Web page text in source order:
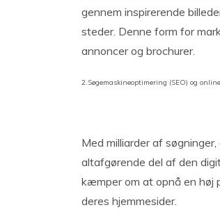
gennem inspirerende
steder. Denne form for
annoncer og brochurer.
2.Søgemaskineoptimering (SEO) og
Med milliarder af
altafgørende del af den
kæmper om at opnå en høj
deres hjemmesider.